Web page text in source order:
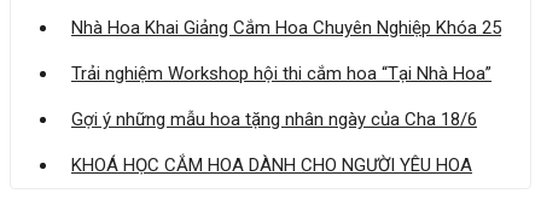
Nhà Hoa Khai Giảng Cắm Hoa Chuyên Nghiệp Khóa 25
Trải nghiệm Workshop hội thi cắm hoa “Tại Nhà Hoa”
Gợi ý những mẫu hoa tặng nhân ngày của Cha 18/6
KHOÁ HỌC CẮM HOA DÀNH CHO NGƯỜI YÊU HOA